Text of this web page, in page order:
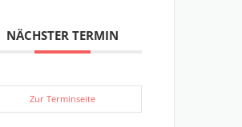
NÄCHSTER TERMIN
Zur Terminseite